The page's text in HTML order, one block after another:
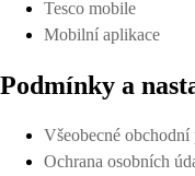
Tesco mobile
Mobilní aplikace
Podmínky a
Všeobecné
Ochrana osobních